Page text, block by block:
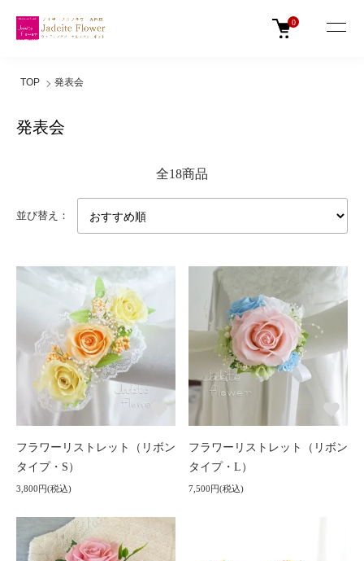
0
TOP 発表会
発表会
全18商品
並び替え：
フラワーリストレット（リボン
タイプ・S）
3,800円(税込)
フラワーリストレット（リボン
タイプ・L）
7,500円(税込)